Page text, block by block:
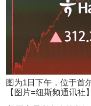
图为1日下午，位于首
【图片=纽斯频通讯社】